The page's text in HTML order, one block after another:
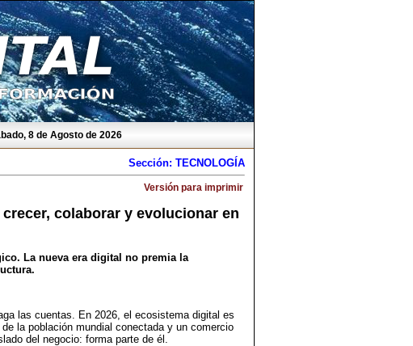
8 de Agosto de 2026
Sección: TECNOLOGÍA
Versión para imprimir
colaborar y evolucionar en
La nueva era digital no premia la
las cuentas. En 2026, el ecosistema digital es
la población mundial conectada y un comercio
del negocio: forma parte de él.